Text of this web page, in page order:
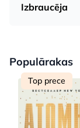
Izbraucēja
Populārakas
Top prece